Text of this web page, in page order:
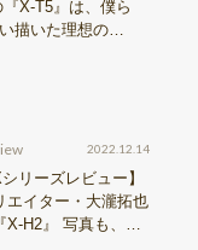
『X-T5』は、僕ら
描いた理想の写
2022.12.14
シリーズレビュー】
エイター・大瀧拓也
X-H2』 写真も、動